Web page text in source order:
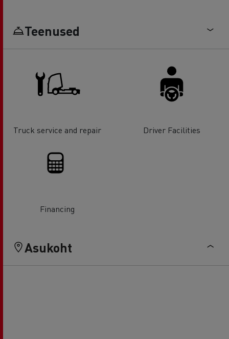
Teenused
Truck service and repair Driver Facilities
Financing
Asukoht